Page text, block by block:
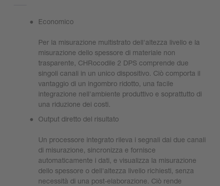
Economico
Per la misurazione multistrato dell'altezza livello e la
misurazione dello spessore di materiale non
trasparente, CHRocodile 2 DPS comprende due
singoli canali in un unico dispositivo. Ciò comporta il
vantaggio di un ingombro ridotto, una facile
integrazione nell'ambiente produttivo e soprattutto di
una riduzione dei costi.
Output diretto del risultato
Un processore integrato rileva i segnali dai due canali
di misurazione, sincronizza e fornisce
automaticamente i dati, e visualizza la misurazione
dello spessore o dell'altezza livello richiesti, senza
necessità di una post-elaborazione. Ciò rende